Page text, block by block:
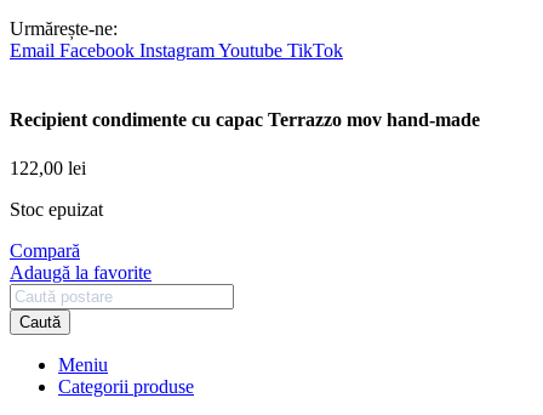
Urmărește-ne:
Email Facebook InstagramYoutube TikTok
Recipient condimente cu capac Terrazzo mov hand-made
122,00 lei
Stoc epuizat
Compară
Adaugă la favorite
Caută
Meniu
Categorii produse